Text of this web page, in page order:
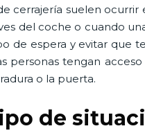
cerrajería suelen
del coche o cuando
de espera y evitar que
personas tengan
o la puerta.
de